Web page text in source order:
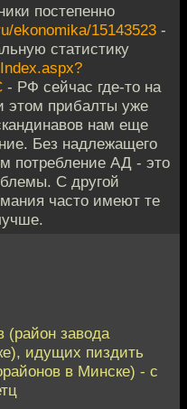
постепенно
ekonomika/15143523 -
статистику
- РФ сейчас где-то на
этом прибалты уже
нам еще
Без надлежащего
потребление АД - это
С другой
часто имеют те
завода
идущих пиздить
в Минске) - с